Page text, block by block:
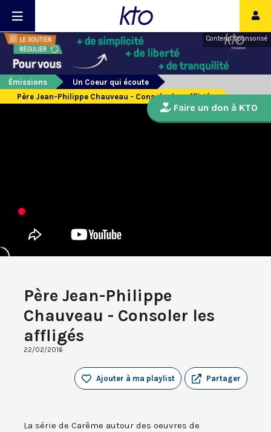
Contenu sponsorisé
Émissions
Un Coeur qui écoute
Père Jean-Philippe Chauveau - Consoler les affligés
Père Jean-Philippe
Chauveau - Consoler les
affligés
22/02/2016
Partager
Ajouter à ma playlist
La série de Carême autour des oeuvres de
Faire un don à KTO